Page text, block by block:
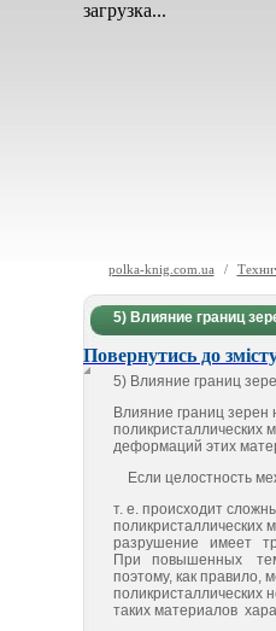
загрузка...
polka-knig.com.ua /
5) Влияние границ
Повернутись до
5) Влияние границ
Влияние границ
поликристаллических
деформаций этих
Если целостность
т. е. происходит
поликристал­лических
разруше­ние имеет
При повышенных
поэтому, как правило,
поликристаллических
таких мате­риалов